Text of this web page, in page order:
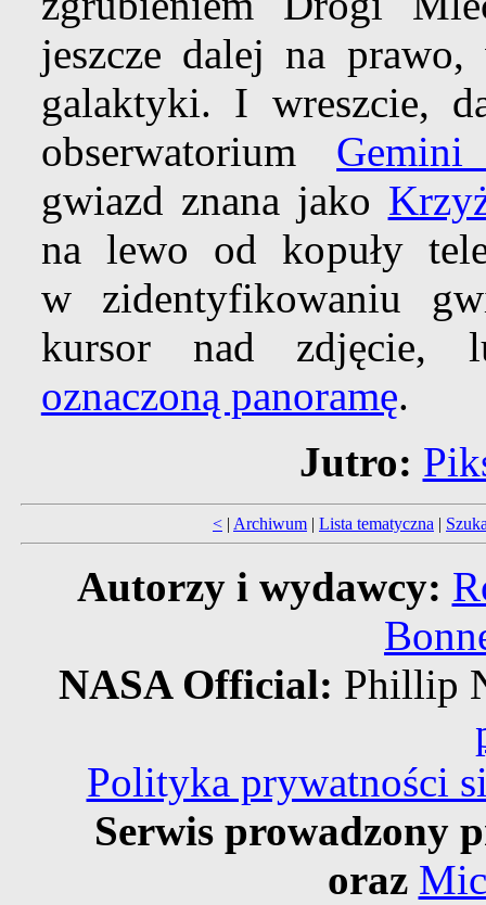
jeszcze dalej na prawo,
galaktyki. I wreszcie,
obserwatorium
gwiazd znana jako
na lewo od kopuły
w zidentyfikowaniu
kursor nad zdjęcie,
oznaczoną panoramę.
Jutro:
< | Archiwum | Lista tematyczna |
Autorzy i wydawcy:
NASA Official: Phillip
Polityka prywatności
Serwis prowadzony
oraz